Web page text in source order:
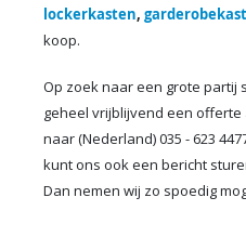
lockerkasten,
koop.
Op zoek naar een grote partij
geheel vrijblijvend een
naar (Nederland) 035 - 623
kunt ons ook een bericht
Dan nemen wij zo spoedig